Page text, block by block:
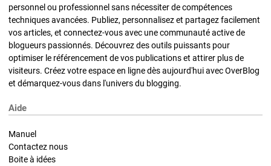
personnel ou professionnel sans nécessiter de compétences
techniques avancées. Publiez, personnalisez et partagez facilement
vos articles, et connectez-vous avec une communauté active de
blogueurs passionnés. Découvrez des outils puissants pour
optimiser le référencement de vos publications et attirer plus de
visiteurs. Créez votre espace en ligne dès aujourd'hui avec OverBlog
et démarquez-vous dans l'univers du blogging.
Aide
Manuel
Contactez nous
Boite à idées